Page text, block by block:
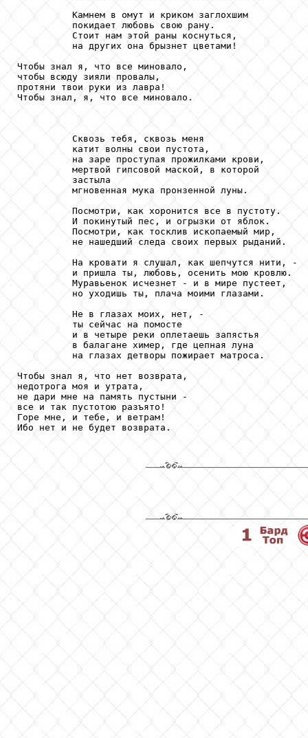
          Камнем в омут и криком заглохшим
          покидает любовь свою рану.
          Стоит нам этой раны коснуться,
          на других она брызнет цветами!
Чтобы знал я, что все миновало,
чтобы всюду зияли провалы,
протяни твои руки из лавра!
Чтобы знал, я, что все миновало.
          Сквозь тебя, сквозь меня
          катит волны свои пустота,
          на заре проступая прожилками крови,
мертвой гипсовой маской,
          застыла
          мгновенная мука пронзенной луны.
          Посмотри, как хоронится все в пустоту.
          И покинутый пес, и огрызки от яблок.
          Посмотри, как тосклив ископаемый мир,
          не нашедший следа своих первых рыданий.
          На кровати я слушал, как шепчутся нити, -
          и пришла ты, любовь, осенить мою кровлю.
          Муравьенок исчезнет - и в мире пустеет,
          но уходишь ты, плача моими глазами.
          Не в глазах моих, нет, -
          ты сейчас на помосте
          и в четыре реки оплетаешь запястья
          в балагане химер, где цепная луна
          на глазах детворы пожирает матроса.
Чтобы знал я, что нет возврата,
недотрога моя и утрата,
не дари мне на память пустыни -
все и так пустотою разъято!
Горе мне, и тебе, и ветрам!
Ибо нет и не будет возврата.